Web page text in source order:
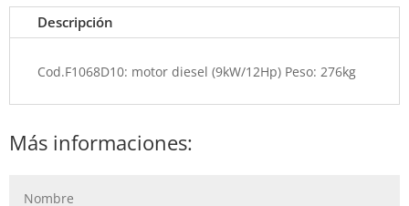
Descripción
Cod.F1068D10: motor diesel (9kW/12Hp) Peso: 276kg
Más informaciones: